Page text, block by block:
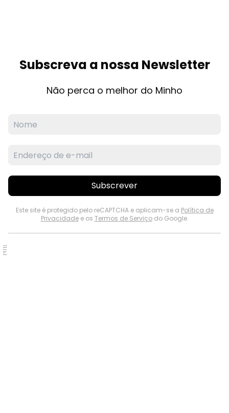
Subscreva a nossa Newsletter
Não perca o melhor do Minho
Subscrever
Este site é protegido pelo reCAPTCHA e aplicam-se a Política de
Privacidadee os Termos de Serviçodo Google.
PUB.